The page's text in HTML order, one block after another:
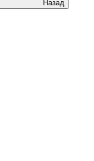
Назад